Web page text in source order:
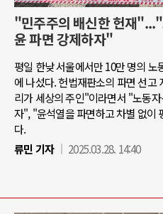
"민주주의 배신한 헌재
윤 파면 강제하자"
평일 한낮 서울에서만 10만 명의 노
에 나섰다. 헌법재판소의 파면 선고
리가 세상의 주인"이라면서 "노동
자", "윤석열을 파면하고 차별 없이
다.
류민 기자
2025.03.28. 14:40